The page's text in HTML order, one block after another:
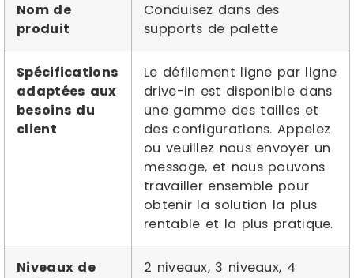
Nom de
produit
Conduisez dans des
supports de palette
Spécifications
adaptées aux
besoins du
client
Le défilement ligne par ligne
drive-in est disponible dans
une gamme des tailles et
des configurations. Appelez
ou veuillez nous envoyer un
message, et nous pouvons
travailler ensemble pour
obtenir la solution la plus
rentable et la plus pratique.
Niveaux de
2 niveaux, 3 niveaux, 4